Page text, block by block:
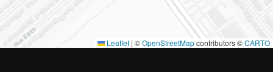
Leaflet | ©OpenStreetMapcontributors ©CARTO